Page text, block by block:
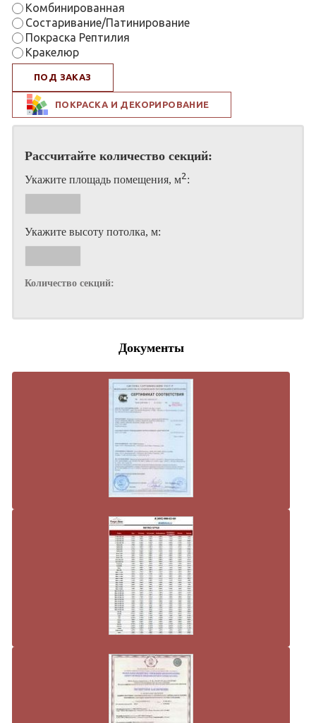
Комбинированная
Состаривание/Патинирование
Покраска Рептилия
Кракелюр
ПОД ЗАКАЗ
ПОКРАСКА И ДЕКОРИРОВАНИЕ
Рассчитайте количество секций:
Укажите площадь помещения, м2 :
Укажите высоту потолка, м:
Количество секций:
Документы